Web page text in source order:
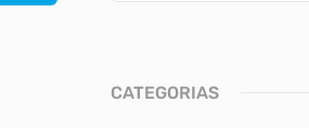
CATEGORIAS